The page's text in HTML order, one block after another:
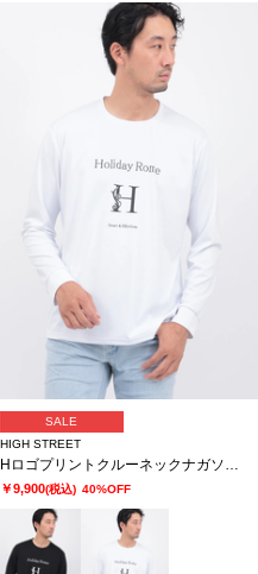
SALE
HIGH STREET
HロゴプリントクルーネックナガソデTCS
￥9,900(税込) 40%OFF